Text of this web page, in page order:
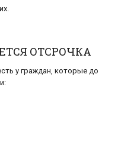
ОТСРОЧКА
у граждан, которые до